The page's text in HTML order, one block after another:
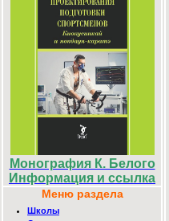
Монография К. Белого
Информация и ссылка
Меню раздела
Школы